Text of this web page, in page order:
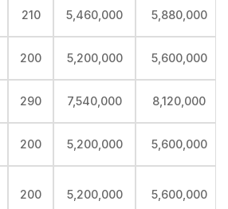
210 5,460,000 5,880,000
200 5,200,000 5,600,000
290 7,540,000 8,120,000
200 5,200,000 5,600,000
200 5,200,000 5,600,000